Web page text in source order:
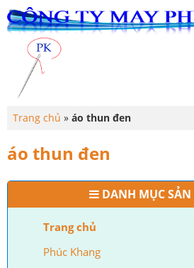
DANH MỤC
Trang chủ
Phúc Khang
Trang chủ » áo thun đen
áo thun đen